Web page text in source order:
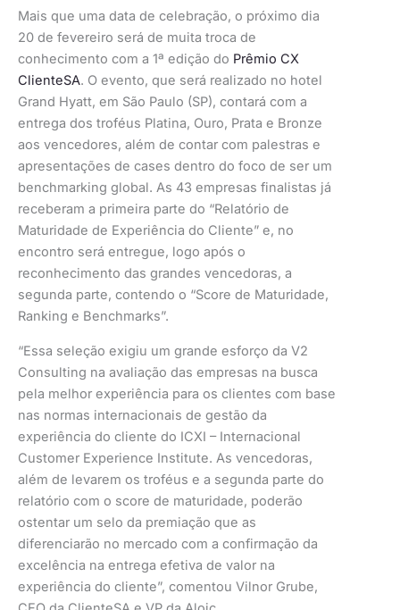
Mais que uma data de celebração, o próximo dia
20 de fevereiro será de muita troca de
conhecimento com a 1ª edição do Prêmio CX
ClienteSA. O evento, que será realizado no hotel
Grand Hyatt, em São Paulo (SP), contará com a
entrega dos troféus Platina, Ouro, Prata e Bronze
aos vencedores, além de contar com palestras e
apresentações de cases dentro do foco de ser um
benchmarking global. As 43 empresas finalistas já
receberam a primeira parte do “Relatório de
Maturidade de Experiência do Cliente” e, no
encontro será entregue, logo após o
reconhecimento das grandes vencedoras, a
segunda parte, contendo o “Score de Maturidade,
Ranking e Benchmarks”.
“Essa seleção exigiu um grande esforço da V2
Consulting na avaliação das empresas na busca
pela melhor experiência para os clientes com base
nas normas internacionais de gestão da
experiência do cliente do ICXI – Internacional
Customer Experience Institute. As vencedoras,
além de levarem os troféus e a segunda parte do
relatório com o score de maturidade, poderão
ostentar um selo da premiação que as
diferenciarão no mercado com a confirmação da
excelência na entrega efetiva de valor na
experiência do cliente”, comentou Vilnor Grube,